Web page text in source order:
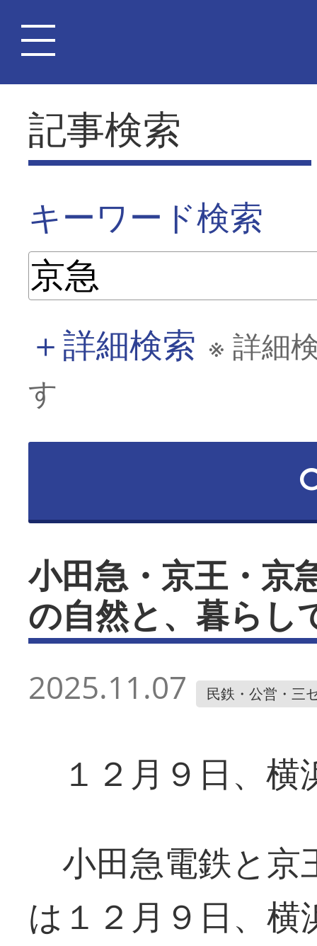
記事検索
キーワード検索
＋詳細検索 ※ 詳細
す
小田急・京王・
の自然と、暮らし
2025.11.07 民鉄・公営・三
１２月９日、横
小田急電鉄と京
は１２月９日、